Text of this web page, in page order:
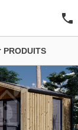
PRODUITS